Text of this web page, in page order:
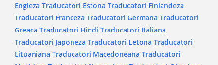
Engleza Traducatori Estona Traducatori Finlandeza
Traducatori Franceza Traducatori Germana Traducatori
Greaca Traducatori Hindi Traducatori Italiana
Traducatori Japoneza Traducatori Letona Traducatori
Lituaniana Traducatori Macedoneana Traducatori